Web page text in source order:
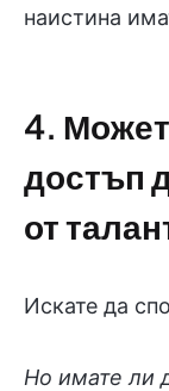
наистина
4.
достъп
от
Искате да
Но имате ли